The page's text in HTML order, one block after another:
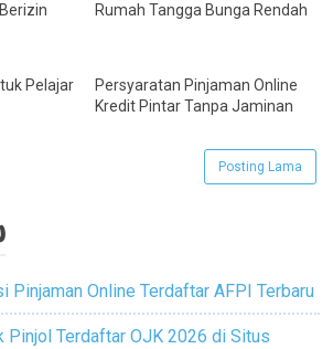
Rumah Tangga Bunga Rendah
Pelajar
Persyaratan Pinjaman Online
Kredit Pintar Tanpa Jaminan
Posting Lama
Pinjaman Online Terdaftar AFPI Terbaru
Pinjol Terdaftar OJK 2026 di Situs